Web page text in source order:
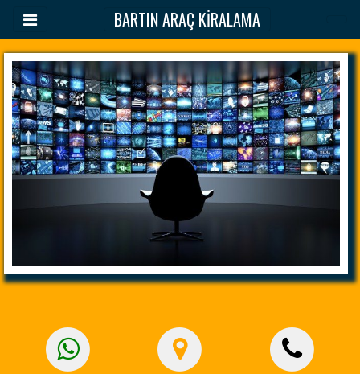
BARTIN ARAÇ KİRALAMA